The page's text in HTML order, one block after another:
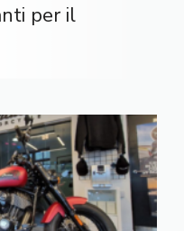
per il